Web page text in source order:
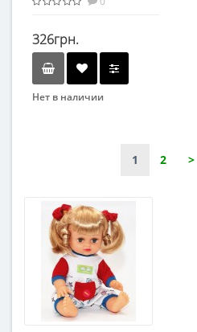
326грн.
Нет в наличии
От 3 лет
Материал
Комбинированный
1 2 >